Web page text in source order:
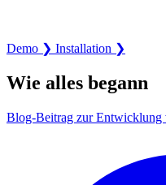
Demo ❯ Installation ❯
Wie alles begann
Blog-Beitrag zur